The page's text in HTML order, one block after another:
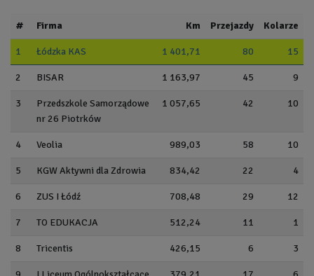
# Firma Km Przejazdy Kolarze
1 Łódzka KAS 1 401,71 80 15
2 BISAR 1 163,97 45 9
3
Przedszkole Samorządowe
nr 26 Piotrków
1 057,65 42 10
4 Veolia 989,03 58 10
5 KGW Aktywni dla Zdrowia 834,42 22 4
6 ZUS I Łódź 708,48 29 12
7 TO EDUKACJA 512,24 11 1
8 Tricentis 426,15 6 3